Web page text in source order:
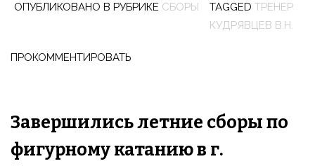
ОПУБЛИКОВАНО В РУБРИКЕ СБОРЫ TAGGED ТРЕНЕР
КУДРЯВЦЕВ В.Н.
ПРОКОММЕНТИРОВАТЬ
Завершились летние сборы по
фигурному катанию в г.